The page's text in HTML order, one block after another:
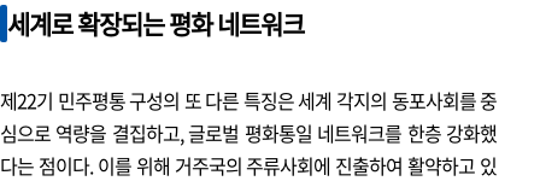
트렌드로 보는 북한
평화통일 명소
평화의 상징으로 다시 태어나다 DMZ 박물관
세계로 확장되는 평화 네트워크
제22기 민주평통 구성의 또 다른 특징은 세계 각지의 동포사회를 중
심으로 역량을 결집하고, 글로벌 평화통일 네트워크를 한층 강화했
다는 점이다. 이를 위해 거주국의 주류사회에 진출하여 활약하고 있